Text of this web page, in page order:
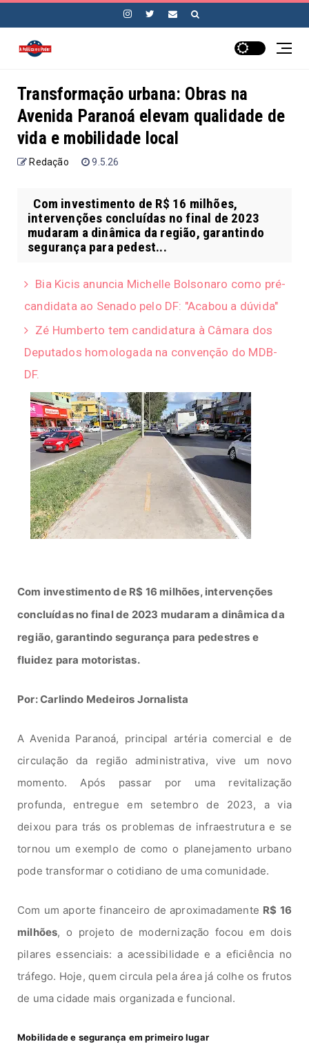
Transformação urbana: Obras na
Avenida Paranoá elevam qualidade de
vida e mobilidade local
Redação 9.5.26
Com investimento de R$ 16 milhões,
intervenções concluídas no final de 2023
mudaram a dinâmica da região, garantindo
segurança para pedest...
Bia Kicis anuncia Michelle Bolsonaro como pré-
candidata ao Senado pelo DF: "Acabou a dúvida"
Zé Humberto tem candidatura à Câmara dos
Deputados homologada na convenção do MDB-
DF.
Com investimento de R$ 16 milhões, intervenções
concluídas no final de 2023 mudaram a dinâmica da
região, garantindo segurança para pedestres e
fluidez para motoristas.
Por: Carlindo Medeiros Jornalista
A Avenida Paranoá, principal artéria comercial e de
circulação da região administrativa, vive um novo
momento. Após passar por uma revitalização
profunda, entregue em setembro de 2023, a via
deixou para trás os problemas de infraestrutura e se
tornou um exemplo de como o planejamento urbano
pode transformar o cotidiano de uma comunidade.
Com um aporte financeiro de aproximadamente R$ 16
milhões, o projeto de modernização focou em dois
pilares essenciais: a acessibilidade e a eficiência no
tráfego. Hoje, quem circula pela área já colhe os frutos
de uma cidade mais organizada e funcional.
Mobilidade e segurança em primeiro lugar